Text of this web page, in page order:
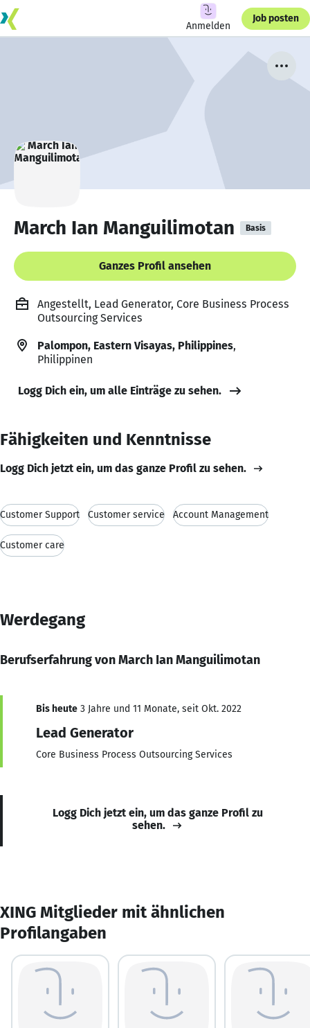
Anmelden
Job posten
March Ian Manguilimotan Basis
Ganzes Profil ansehen
Angestellt, Lead Generator, Core Business Process
Outsourcing Services
Palompon, Eastern Visayas, Philippines,
Philippinen
Logg Dich ein, um alle Einträge zu sehen.
Fähigkeiten und Kenntnisse
Logg Dich jetzt ein, um das ganze Profil zu sehen.
Customer Support Customer service Account Management
Customer care
Werdegang
Berufserfahrung von March Ian Manguilimotan
Bis heute 3 Jahre und 11 Monate, seit Okt. 2022
Lead Generator
Core Business Process Outsourcing Services
Logg Dich jetzt ein, um das ganze Profil zu
sehen.
XING Mitglieder mit ähnlichen
Profilangaben